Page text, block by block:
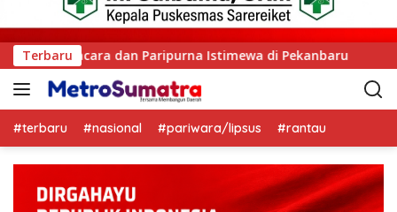
Terbaru
Pekanbaru Wawako Padang Silaturahmi dengan
#terbaru #nasional #pariwara/lipsus #rantau